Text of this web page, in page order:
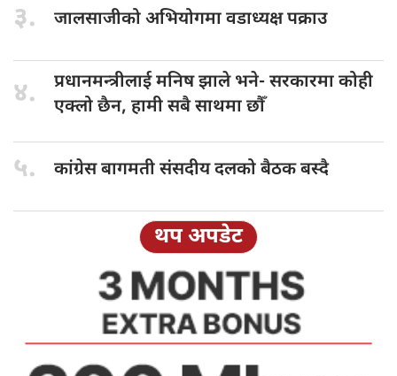
३. जालसाजीको अभियोगमावडाध्यक्ष पक्राउ
४. प्रधानमन्त्रीलाई मनिषझाले भने- सरकारमा कोही
एक्लो छैन, हामी सबै साथमा छौँ
५. कांग्रेस बागमतीसंसदीय दलको बैठक बस्दै
थप अपडेट